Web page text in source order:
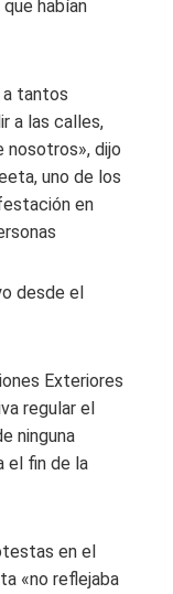
habían
a tantos
a las calles,
nosotros», dijo
uno de los
en
desde el
Exteriores
regular el
ninguna
el fin de la
en el
«no reflejaba